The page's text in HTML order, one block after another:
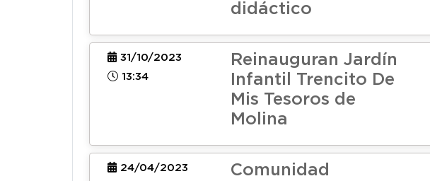
didáctico
31/10/2023
13:34
Reinauguran Jardín
Infantil Trencito De
Mis Tesoros de
Molina
24/04/2023
Comunidad